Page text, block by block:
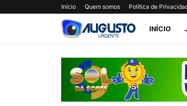
Início Quem somos Política de
INÍCIO